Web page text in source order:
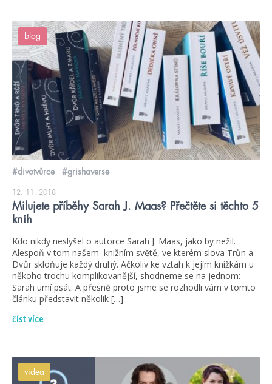
blog
#divotvůrce #grishaverse
12. 11. 2018
Milujete příběhy Sarah J. Maas? Přečtěte si těchto 5
knih
Kdo nikdy neslyšel o autorce Sarah J. Maas, jako by nežil.
Alespoň v tom našem knižním světě, ve kterém slova Trůn a
Dvůr skloňuje každý druhý. Ačkoliv ke vztah k jejím knížkám u
někoho trochu komplikovanější, shodneme se na jednom:
Sarah umí psát. A přesně proto jsme se rozhodli vám v tomto
článku představit několik […]
číst více
videa